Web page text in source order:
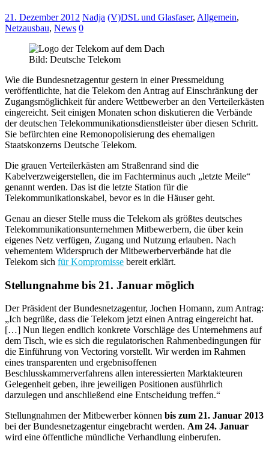
21. Dezember 2012 Nadja (V)DSL und Glasfaser, Allgemein,
Netzausbau, News 0
Bild: Deutsche Telekom
Wie die Bundesnetzagentur gestern in einer Pressmeldung
veröffentlichte, hat die Telekom den Antrag auf Einschränkung der
Zugangsmöglichkeit für andere Wettbewerber an den Verteilerkästen
eingereicht. Seit einigen Monaten schon diskutieren die Verbände
der deutschen Telekommunikationsdienstleister über diesen Schritt.
Sie befürchten eine Remonopolisierung des ehemaligen
Staatskonzerns Deutsche Telekom.
Die grauen Verteilerkästen am Straßenrand sind die
Kabelverzweigerstellen, die im Fachterminus auch „letzte Meile“
genannt werden. Das ist die letzte Station für die
Telekommunikationskabel, bevor es in die Häuser geht.
Genau an dieser Stelle muss die Telekom als größtes deutsches
Telekommunikationsunternehmen Mitbewerbern, die über kein
eigenes Netz verfügen, Zugang und Nutzung erlauben. Nach
vehementem Widerspruch der Mitbewerberverbände hat die
Telekom sich für Kompromisse bereit erklärt.
Stellungnahme bis 21. Januar möglich
Der Präsident der Bundesnetzagentur, Jochen Homann, zum Antrag:
„Ich begrüße, dass die Telekom jetzt einen Antrag eingereicht hat.
[…] Nun liegen endlich konkrete Vorschläge des Unternehmens auf
dem Tisch, wie es sich die regulatorischen Rahmenbedingungen für
die Einführung von Vectoring vorstellt. Wir werden im Rahmen
eines transparenten und ergebnisoffenen
Beschlusskammerverfahrens allen interessierten Marktakteuren
Gelegenheit geben, ihre jeweiligen Positionen ausführlich
darzulegen und anschließend eine Entscheidung treffen.“
Stellungnahmen der Mitbewerber können bis zum 21. Januar 2013
bei der Bundesnetzagentur eingebracht werden. Am 24. Januar
wird eine öffentliche mündliche Verhandlung einberufen.